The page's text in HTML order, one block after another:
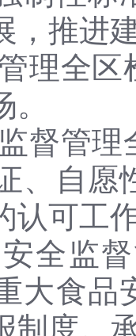
，推进
理全
督管
、自愿
认可工
全监
大食品
制度。